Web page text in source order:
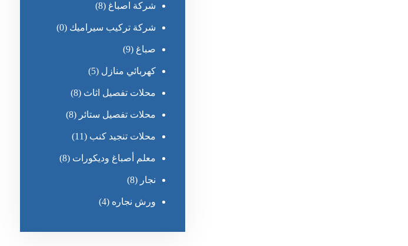
شركة اصباغ (8)
شركة تركيب سيراميك (0)
صباغ (9)
كهربائي منازل (5)
محلات تفصيل اثاث (8)
محلات تفصيل ستائر (8)
محلات تنجيد كنب (11)
معلم أصباغ وديكورات (8)
نجار (8)
ورش نجاره (4)